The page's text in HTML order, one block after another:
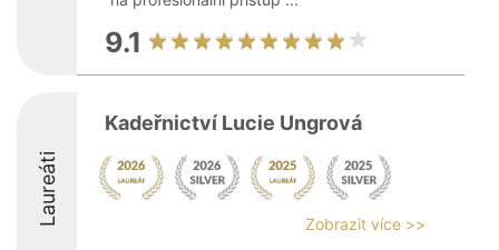
9.1
Laureáti
Kadeřnictví Lucie Ungrová
Zobrazit více >>